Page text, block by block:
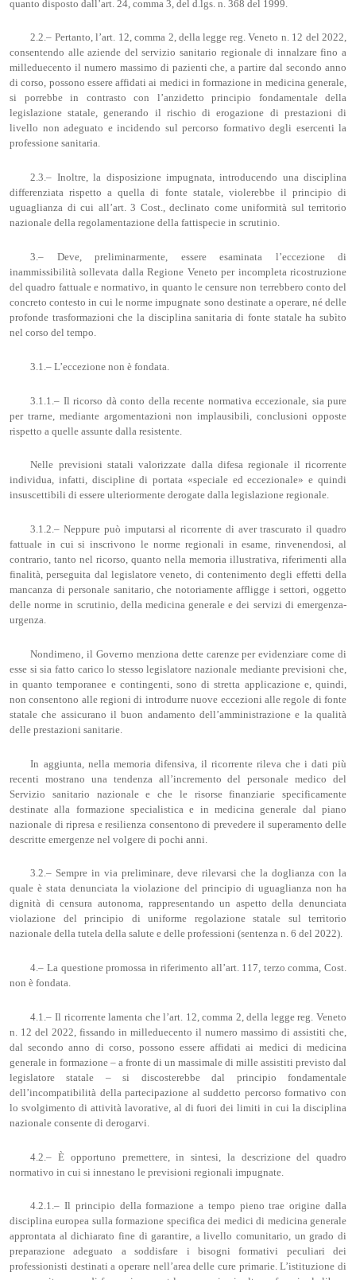
quanto disposto dall’art. 24, comma 3, del d.lgs. n. 368 del 1999.
2.2.– Pertanto, l’art. 12, comma 2, della legge reg. Veneto n. 12 del 2022,
consentendo alle aziende del servizio sanitario regionale di innalzare fino a
milleduecento il numero massimo di pazienti che, a partire dal secondo anno
di corso, possono essere affidati ai medici in formazione in medicina generale,
si porrebbe in contrasto con l’anzidetto principio fondamentale della
legislazione statale, generando il rischio di erogazione di prestazioni di
livello non adeguato e incidendo sul percorso formativo degli esercenti la
professione sanitaria.
2.3.– Inoltre, la disposizione impugnata, introducendo una disciplina
differenziata rispetto a quella di fonte statale, violerebbe il principio di
uguaglianza di cui all’art. 3 Cost., declinato come uniformità sul territorio
nazionale della regolamentazione della fattispecie in scrutinio.
3.– Deve, preliminarmente, essere esaminata l’eccezione di
inammissibilità sollevata dalla Regione Veneto per incompleta ricostruzione
del quadro fattuale e normativo, in quanto le censure non terrebbero conto del
concreto contesto in cui le norme impugnate sono destinate a operare, né delle
profonde trasformazioni che la disciplina sanitaria di fonte statale ha subìto
nel corso del tempo.
3.1.– L’eccezione non è fondata.
3.1.1.– Il ricorso dà conto della recente normativa eccezionale, sia pure
per trarne, mediante argomentazioni non implausibili, conclusioni opposte
rispetto a quelle assunte dalla resistente.
Nelle previsioni statali valorizzate dalla difesa regionale il ricorrente
individua, infatti, discipline di portata «speciale ed eccezionale» e quindi
insuscettibili di essere ulteriormente derogate dalla legislazione regionale.
3.1.2.– Neppure può imputarsi al ricorrente di aver trascurato il quadro
fattuale in cui si inscrivono le norme regionali in esame, rinvenendosi, al
contrario, tanto nel ricorso, quanto nella memoria illustrativa, riferimenti alla
finalità, perseguita dal legislatore veneto, di contenimento degli effetti della
mancanza di personale sanitario, che notoriamente affligge i settori, oggetto
delle norme in scrutinio, della medicina generale e dei servizi di emergenza-
urgenza.
Nondimeno, il Governo menziona dette carenze per evidenziare come di
esse si sia fatto carico lo stesso legislatore nazionale mediante previsioni che,
in quanto temporanee e contingenti, sono di stretta applicazione e, quindi,
non consentono alle regioni di introdurre nuove eccezioni alle regole di fonte
statale che assicurano il buon andamento dell’amministrazione e la qualità
delle prestazioni sanitarie.
In aggiunta, nella memoria difensiva, il ricorrente rileva che i dati più
recenti mostrano una tendenza all’incremento del personale medico del
Servizio sanitario nazionale e che le risorse finanziarie specificamente
destinate alla formazione specialistica e in medicina generale dal piano
nazionale di ripresa e resilienza consentono di prevedere il superamento delle
descritte emergenze nel volgere di pochi anni.
3.2.– Sempre in via preliminare, deve rilevarsi che la doglianza con la
quale è stata denunciata la violazione del principio di uguaglianza non ha
dignità di censura autonoma, rappresentando un aspetto della denunciata
violazione del principio di uniforme regolazione statale sul territorio
nazionale della tutela della salute e delle professioni (sentenza n. 6 del 2022).
4.– La questione promossa in riferimento all’art. 117, terzo comma, Cost.
non è fondata.
4.1.– Il ricorrente lamenta che l’art. 12, comma 2, della legge reg. Veneto
n. 12 del 2022, fissando in milleduecento il numero massimo di assistiti che,
dal secondo anno di corso, possono essere affidati ai medici di medicina
generale in formazione – a fronte di un massimale di mille assistiti previsto dal
legislatore statale – si discosterebbe dal principio fondamentale
dell’incompatibilità della partecipazione al suddetto percorso formativo con
lo svolgimento di attività lavorative, al di fuori dei limiti in cui la disciplina
nazionale consente di derogarvi.
4.2.– È opportuno premettere, in sintesi, la descrizione del quadro
normativo in cui si innestano le previsioni regionali impugnate.
4.2.1.– Il principio della formazione a tempo pieno trae origine dalla
disciplina europea sulla formazione specifica dei medici di medicina generale
approntata al dichiarato fine di garantire, a livello comunitario, un grado di
preparazione adeguato a soddisfare i bisogni formativi peculiari dei
professionisti destinati a operare nell’area delle cure primarie. L’istituzione di